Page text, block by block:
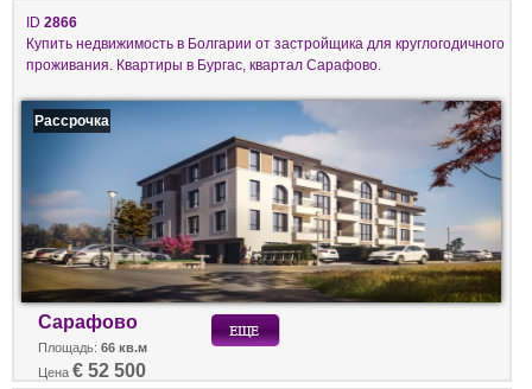
ID 2866
Купить недвижимость в Болгарии от застройщика для круглогодичного
проживания. Квартиры в Бургас, квартал Сарафово.
Рассрочка
Сарафово
Площадь: 66 кв.м
Цена € 52 500